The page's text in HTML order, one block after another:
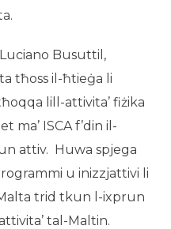
Busuttil,
tħoss il-ħtieġa li
lill-attivita’ fiżika
ma’ ISCA f’din il-
attiv. Huwa spjega
u inizzjattivi li
trid tkun l-ixprun
tal-Maltin.